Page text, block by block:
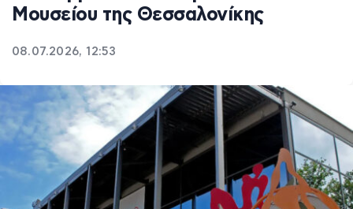
Μουσείου της Θεσσαλονίκης
08.07.2026, 12:53